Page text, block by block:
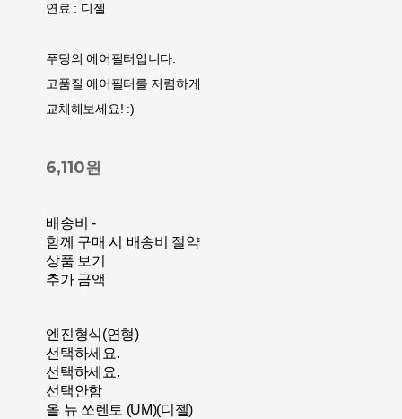
연료 : 디젤
푸딩의 에어필터입니다.
고품질 에어필터를 저렴하게
교체해보세요! :)
6,110원
배송비 -
함께 구매 시 배송비 절약
상품 보기
추가 금액
엔진형식(연형)
선택하세요.
선택하세요.
선택안함
올 뉴 쏘렌토 (UM)(디젤)